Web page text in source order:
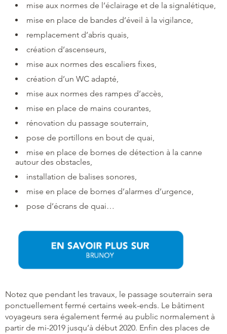
mise aux normes de l’éclairage et de la signalétique,
mise en place de bandes d’éveil à la vigilance,
remplacement d’abris quais,
création d’ascenseurs,
mise aux normes des escaliers fixes,
création d’un WC adapté,
mise aux normes des rampes d’accès,
mise en place de mains courantes,
rénovation du passage souterrain,
pose de portillons en bout de quai,
mise en place de bornes de détection à la canne
autour des obstacles,
installation de balises sonores,
mise en place de bornes d’alarmes d’urgence,
pose d’écrans de quai…
Notez que pendant les travaux, le passage souterrain sera
ponctuellement fermé certains week-ends. Le bâtiment
voyageurs sera également fermé au public normalement à
partir de mi-2019 jusqu’à début 2020. Enfin des places de